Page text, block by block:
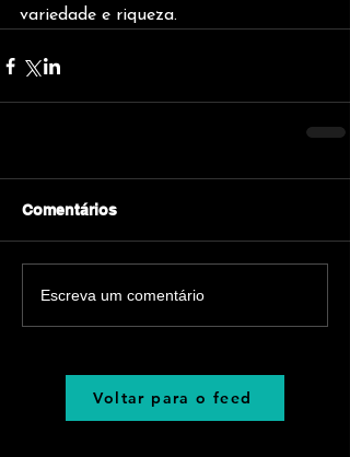
variedade e riqueza.
Comentários
Escreva um comentário
Voltar para o feed